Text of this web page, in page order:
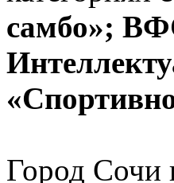
самбо»;
Город Сочи